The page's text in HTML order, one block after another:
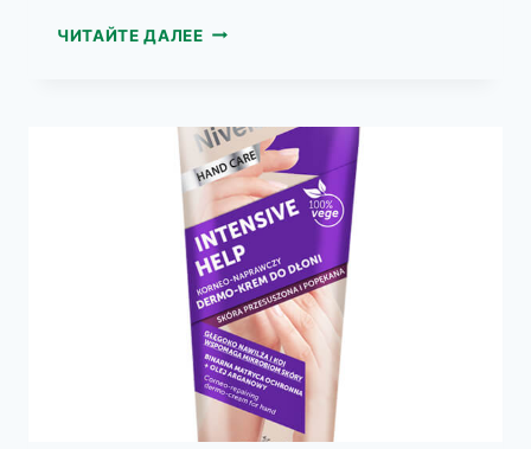
ЧИТАЙТЕ ДАЛЕЕMY’BIO
РУК
КАНАДСКИЙ
КРАСНЫЙ
КЛЕН